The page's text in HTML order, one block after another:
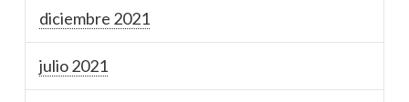
diciembre 2021
julio 2021